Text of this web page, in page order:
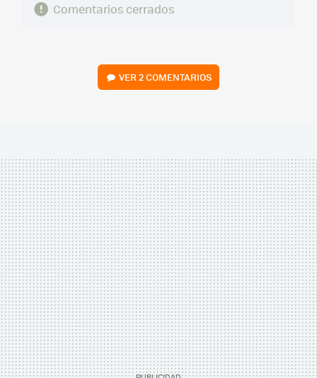
Comentarios cerrados
VER2 COMENTARIOS